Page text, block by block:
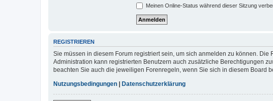
Meinen Online-Status während dieser Sitzung
REGISTRIEREN
Sie müssen in diesem Forum registriert sein, um sich anmelden zu können.
Administration kann registrierten Benutzern auch zusätzliche Berechtigungen
beachten Sie auch die jeweiligen Forenregeln, wenn Sie sich in diesem Board
Nutzungsbedingungen | Datenschutzerklärung